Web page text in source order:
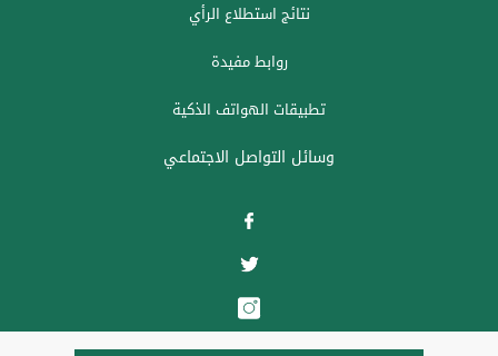
نتائج استطلاع الرأي
روابط مفيدة
تطبيقات الهواتف الذكية
وسائل التواصل الاجتماعي